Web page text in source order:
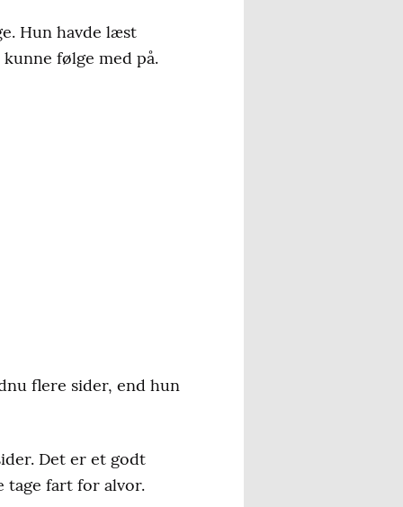
Hun havde læst
følge med på.
flere sider, end hun
Det er et godt
tage fart for alvor.